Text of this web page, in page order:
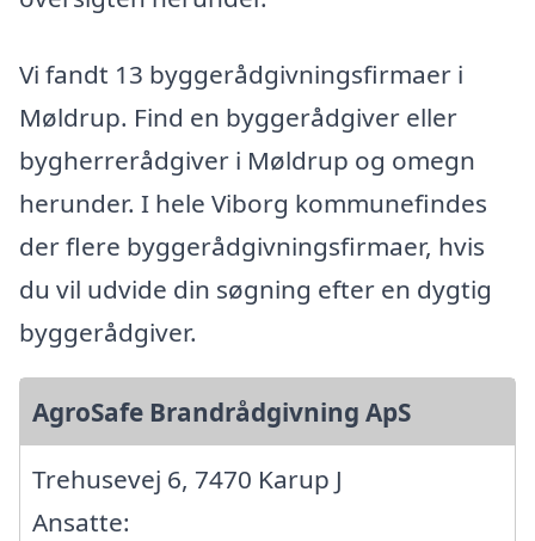
Vi fandt 13 byggerådgivningsfirmaer i
Møldrup. Find en byggerådgiver eller
bygherrerådgiver i Møldrup og omegn
herunder. I hele Viborg kommunefindes
der flere byggerådgivningsfirmaer, hvis
du vil udvide din søgning efter en dygtig
byggerådgiver.
AgroSafe Brandrådgivning ApS
Trehusevej 6, 7470 Karup J
Ansatte: